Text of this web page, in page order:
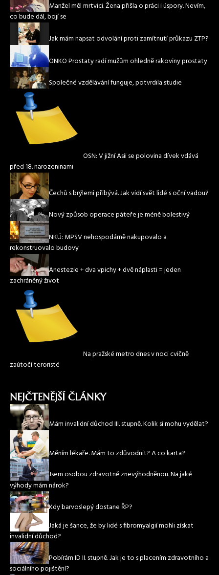
Manžel měl mrtvici. Žena přišla o práci i úspory. Nevím,
co bude dál, bojí se
Jak mám napsat odvolání proti zamítnutí průkazu ZTP?
ONKO Prostaty radí mužům ohledně rakoviny prostaty
Společné vzdělávání funguje, potvrdila studie
OSN: V jižní Asii se polovina dívek vdává
před 18. narozeninami
Čechů s brýlemi přibývá. Jak vidí svět lidé s oční vadou?
Nový způsob operace páteře je méně bolestivý
NKÚ: MPSV nehospodárně nakupovalo a
rekonstruovalo budovy
Anestezie + dva vpichy + dvě náplasti = jeden
zachráněný život
Na pražské metro dnes v noci cvičně
zaútočí teroristé
NEJČTENĚJŠÍ ČLÁNKY
Mám invalidní důchod III. stupně. Kolik si mohu vydělat?
Měním lékaře. Mám to zdůvodnit? A co karta?
Jsem osobou zdravotně znevýhodněnou. Na jaké
výhody mám nárok?
Kdy barvoslepý dostane ŘP?
Jaká je šance, že by lidé s fibromyalgií mohli získat
invalidní důchod?
Pobírám ID II. stupně. Jak je to s placením zdravotního a
sociálního pojištění?